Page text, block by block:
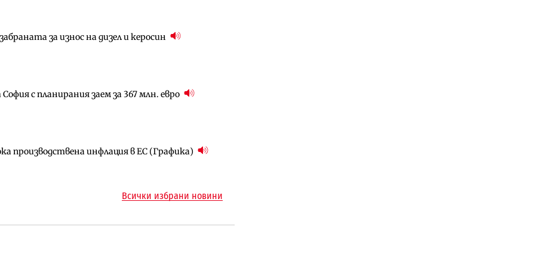
за износ на дизел и керосин
с планирания заем за 367 млн. евро
производствена инфлация в ЕС (Графика)
придобиване на Euroapi Italy
план за магистралата Русе – Велико
надзора на двете метростанции в „Люлин“
оценки на имотите може да бъдат
продължава да се охлажда (Графика)
езеро става част от бъдещата магистрала
Всички избрани новини